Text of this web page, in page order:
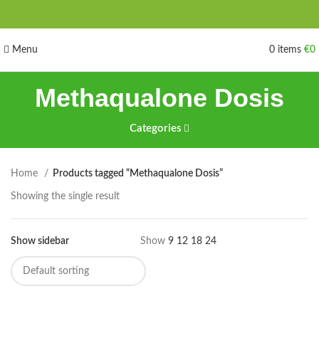
Menu 0 items €0
Methaqualone Dosis
Categories
Home Products tagged “Methaqualone Dosis”
Showing the single result
Show sidebar Show 9 12 18 24